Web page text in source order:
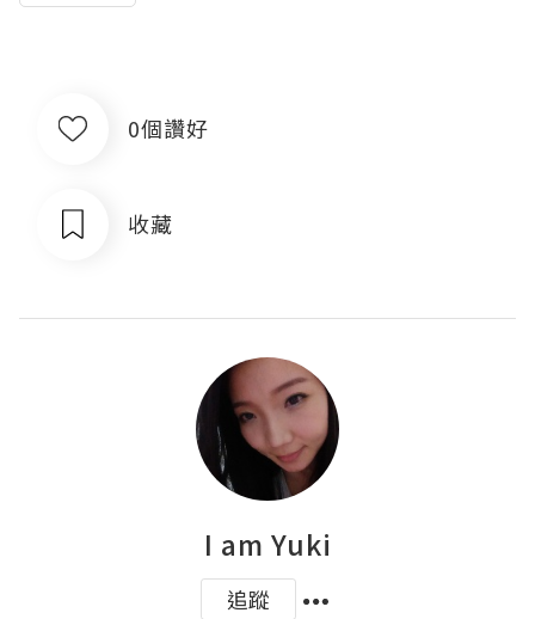
0個讚好
收藏
I am Yuki
追蹤